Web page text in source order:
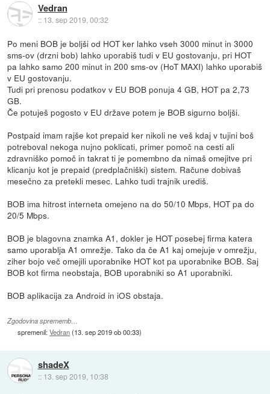
Vedran
:: 13. sep 2019, 00:32
Po meni BOB je boljši od HOT ker lahko vseh 3000 minut in 3000
sms-ov (drzni bob) lahko uporabiš tudi v EU gostovanju, pri HOT
pa lahko samo 200 minut in 200 sms-ov (HoT MAXI) lahko uporabiš
v EU gostovanju.
Tudi pri prenosu podatkov v EU BOB ponuja 4 GB, HOT pa 2,73
GB.
Če potuješ pogosto v EU države potem je BOB sigurno boljši.
Postpaid imam rajše kot prepaid ker nikoli ne veš kdaj v tujini boš
potreboval nekoga nujno poklicati, primer pomoč na cesti ali
zdravniško pomoč in takrat ti je pomembno da nimaš omejitve pri
klicanju kot je prepaid (predplačniški) sistem. Račune dobivaš
mesečno za pretekli mesec. Lahko tudi trajnik urediš.
BOB ima hitrost interneta omejeno na do 50/10 Mbps, HOT pa do
20/5 Mbps.
BOB je blagovna znamka A1, dokler je HOT posebej firma katera
samo uporablja A1 omrežje. Tako da če A1 kaj omejuje v omrežju,
ziher bojo več omejili uporabnike HOT kot pa uporabnike BOB. Saj
BOB kot firma neobstaja, BOB uporabniki so A1 uporabniki.
BOB aplikacija za Android in iOS obstaja.
Zgodovina sprememb…
spremenil:Vedran(13. sep 2019 ob 00:33)
shadeX
:: 13. sep 2019, 10:38